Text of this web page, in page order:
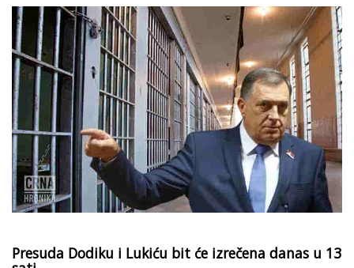
Presuda Dodiku i Lukiću bit će izrečena danas u 13